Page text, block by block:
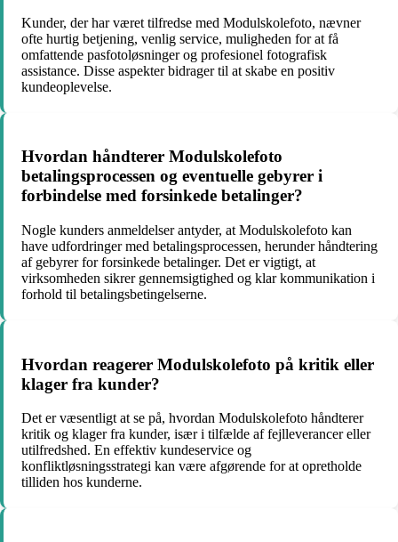
Kunder, der har været tilfredse med Modulskolefoto, nævner
ofte hurtig betjening, venlig service, muligheden for at få
omfattende pasfotoløsninger og profesionel fotografisk
assistance. Disse aspekter bidrager til at skabe en positiv
kundeoplevelse.
Hvordan håndterer Modulskolefoto
betalingsprocessen og eventuelle gebyrer i
forbindelse med forsinkede betalinger?
Nogle kunders anmeldelser antyder, at Modulskolefoto kan
have udfordringer med betalingsprocessen, herunder håndtering
af gebyrer for forsinkede betalinger. Det er vigtigt, at
virksomheden sikrer gennemsigtighed og klar kommunikation i
forhold til betalingsbetingelserne.
Hvordan reagerer Modulskolefoto på kritik eller
klager fra kunder?
Det er væsentligt at se på, hvordan Modulskolefoto håndterer
kritik og klager fra kunder, især i tilfælde af fejlleverancer eller
utilfredshed. En effektiv kundeservice og
konfliktløsningsstrategi kan være afgørende for at opretholde
tilliden hos kunderne.